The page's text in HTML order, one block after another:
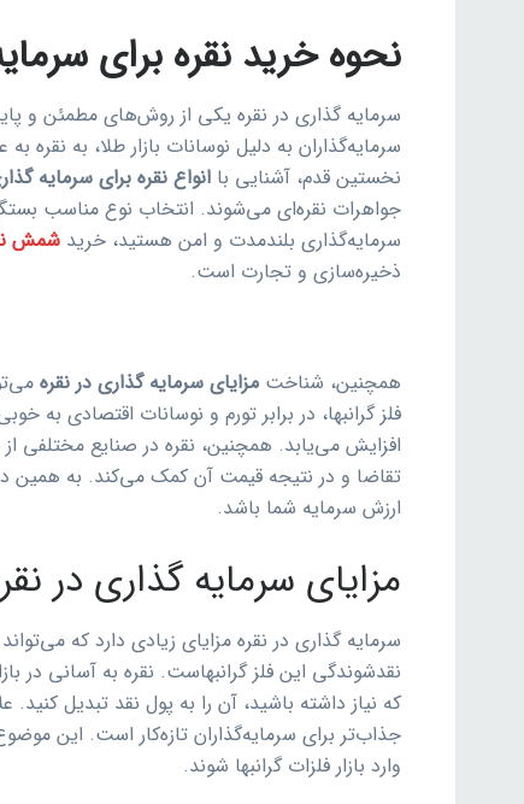
نحوه خرید نقره برای
سرمایه گذاری در نقره یکی از روش‌های مطمئن و
سرمایه‌گذاران به دلیل نوسانات بازار طلا، به
نخستین قدم، آشنایی با انواع نقره برای سرمایه
جواهرات نقره‌ای می‌شوند. انتخاب نوع مناسب
سرمایه‌گذاری بلندمدت و امن هستید، خرید شمش
ذخیره‌سازی و تجارت است.
همچنین، شناخت مزایای سرمایه گذاری در نقره
فلز گرانبها، در برابر تورم و نوسانات اقتصادی
افزایش می‌یابد. همچنین، نقره در صنایع مختلفی
تقاضا و در نتیجه قیمت آن کمک می‌کند. به همین
ارزش سرمایه شما باشد.
مزایای سرمایه گذاری در
سرمایه گذاری در نقره مزایای زیادی دارد که
نقدشوندگی این فلز گرانبهاست. نقره به آسانی
که نیاز داشته باشید، آن را به پول نقد تبدیل کنید.
جذاب‌تر برای سرمایه‌گذاران تازه‌کار است. این
وارد بازار فلزات گرانبها شوند.